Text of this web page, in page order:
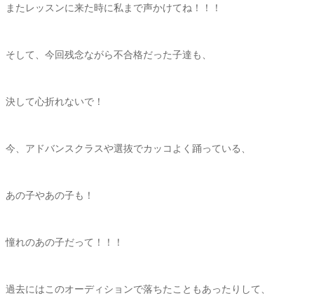
またレッスンに来た時に私まで声かけてね！！！
そして、今回残念ながら不合格だった子達も、
決して心折れないで！
今、アドバンスクラスや選抜でカッコよく踊っている、
あの子やあの子も！
憧れのあの子だって！！！
過去にはこのオーディションで落ちたこともあったりして、